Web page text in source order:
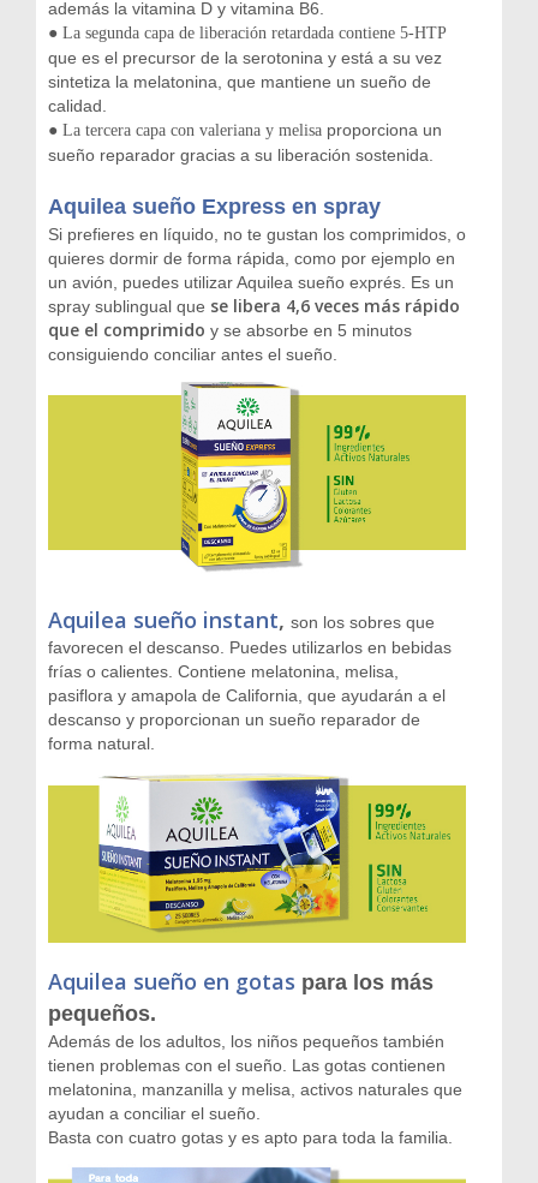
además la vitamina D y vitamina B6.
● La segunda capa de liberación retardada contiene 5-HTP
que es el precursor de la serotonina y está a su vez
sintetiza la melatonina, que mantiene un sueño de
calidad.
● La tercera capa con valeriana y melisa proporciona un
sueño reparador gracias a su liberación sostenida.
Aquilea sueño Express en spray
Si prefieres en líquido, no te gustan los comprimidos, o
quieres dormir de forma rápida, como por ejemplo en
un avión, puedes utilizar Aquilea sueño exprés. Es un
spray sublingual que se libera 4,6 veces más rápido
que el comprimido y se absorbe en 5 minutos
consiguiendo conciliar antes el sueño.
Aquilea sueño instant, son los sobres que
favorecen el descanso. Puedes utilizarlos en bebidas
frías o calientes. Contiene melatonina, melisa,
pasiflora y amapola de California, que ayudarán a el
descanso y proporcionan un sueño reparador de
forma natural.
Aquilea sueño en gotas para los más
pequeños.
Además de los adultos, los niños pequeños también
tienen problemas con el sueño. Las gotas contienen
melatonina, manzanilla y melisa, activos naturales que
ayudan a conciliar el sueño.
Basta con cuatro gotas y es apto para toda la familia.